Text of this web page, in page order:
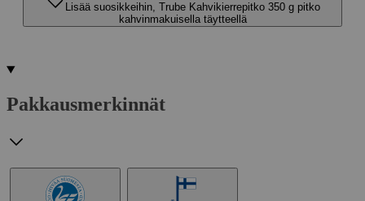
Lisää suosikkeihin, Trube Kahvikierrepitko 350 g pitko
kahvinmakuisella täytteellä
Pakkausmerkinnät